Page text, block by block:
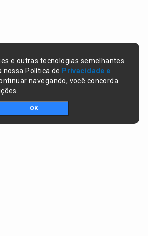
e outras tecnologias semelhantes
nossa Política de Privacidade e
navegando, você concorda
OK